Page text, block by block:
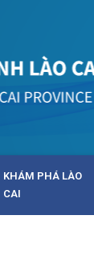
KHÁM PHÁ LÀO
CAI